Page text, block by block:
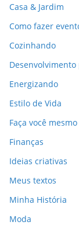
Casa & Jardim
Como fazer
Cozinhando
Desenvolvimento
Energizando
Estilo de Vida
Faça você mesmo
Finanças
Ideias criativas
Meus textos
Minha História
Moda